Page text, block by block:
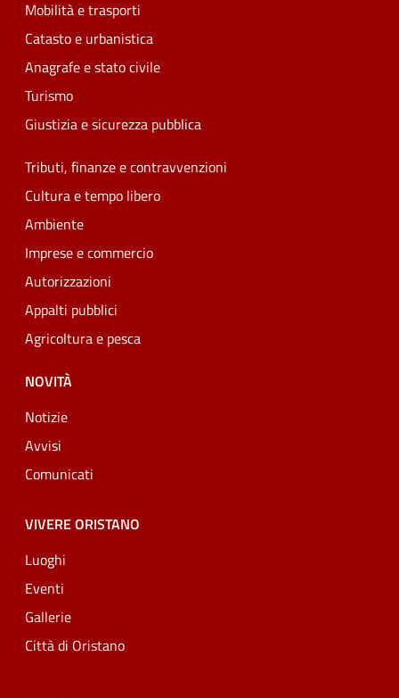
Mobilità e trasporti
Catasto e urbanistica
Anagrafe e stato civile
Turismo
Giustizia e sicurezza pubblica
Tributi, finanze e contravvenzioni
Cultura e tempo libero
Ambiente
Imprese e commercio
Autorizzazioni
Appalti pubblici
Agricoltura e pesca
NOVITÀ
Notizie
Avvisi
Comunicati
VIVERE ORISTANO
Luoghi
Eventi
Gallerie
Città di Oristano